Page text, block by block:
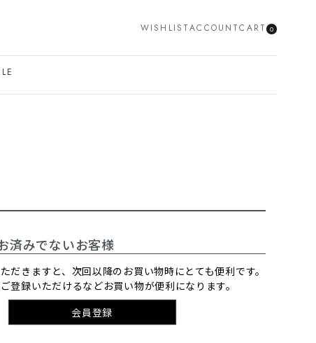
WISHLISTACCOUNTCART 0
済みでないお客様
だきますと、次回以降のお買い物時にとても便利です。
登録いただけるなどお買い物が便利になります。
会員登録